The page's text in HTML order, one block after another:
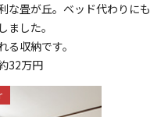
な畳が丘。ベッド代わりにも
した。
収納です。
32万円